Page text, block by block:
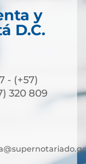
y
D.C.
- (+57)
320 809